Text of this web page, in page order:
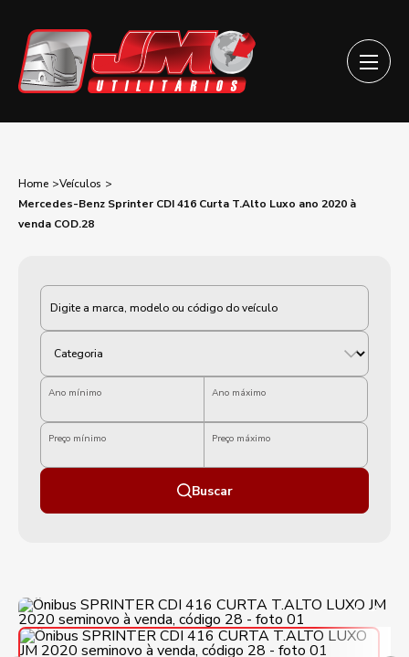
Home
Veículos
Mercedes-Benz Sprinter CDI 416 Curta T.Alto Luxo ano 2020 à
venda COD.28
Categoria
Ano mínimo Ano máximo
Preço mínimo Preço máximo
Buscar